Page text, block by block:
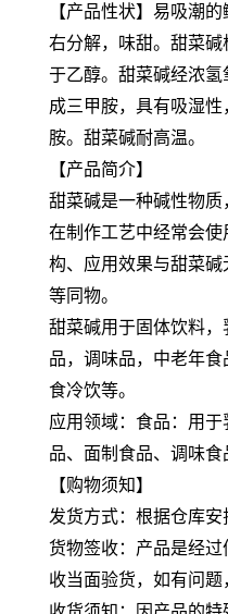
【产品性状】易吸潮
右分解，味甜。甜菜
于乙醇。甜菜碱经浓
成三甲胺，具有吸湿
胺。甜菜碱耐高温。
【产品简介】
甜菜碱是一种碱性物
在制作工艺中经常会
构、应用效果与甜菜
等同物。
甜菜碱用于固体饮料
品，调味品，中老年
食冷饮等。
应用领域：食品：用
品、面制食品、调味食
【购物须知】
发货方式：根据仓库安
货物签收：产品是经
收当面验货，如有问题